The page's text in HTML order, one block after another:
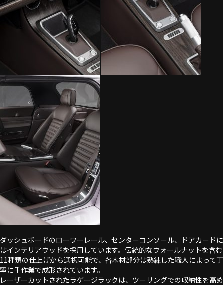
ダッシュボードのローワーレール、センターコンソール、ドアカードに
はインテリアウッドを採用しています。伝統的なウォールナットを含む
11種類の仕上げから選択可能で、各木材部分は熟練した職人によって丁
寧に手作業で成形されています。
レーザーカットされたラゲージラックは、ツーリングでの収納性を高め